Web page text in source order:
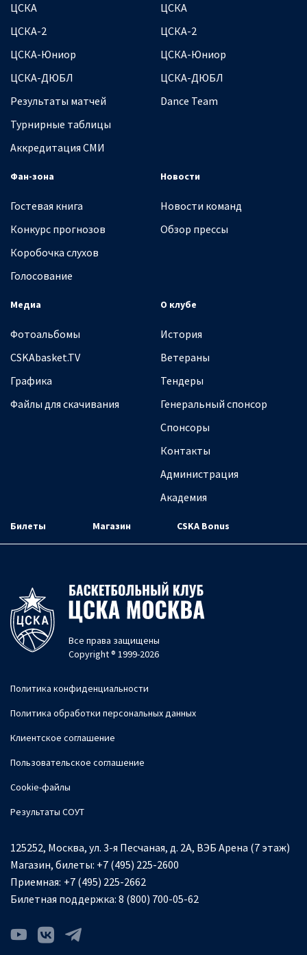
ЦСКА
ЦСКА-2
ЦСКА-Юниор
ЦСКА-ДЮБЛ
Результаты матчей
Турнирные таблицы
Аккредитация СМИ
ЦСКА
ЦСКА-2
ЦСКА-Юниор
ЦСКА-ДЮБЛ
Dance Team
Фан-зона
Гостевая книга
Конкурс прогнозов
Коробочка слухов
Голосование
Новости
Новости команд
Обзор прессы
Медиа
Фотоальбомы
CSKAbasket.TV
Графика
Файлы для скачивания
О клубе
История
Ветераны
Тендеры
Генеральный спонсор
Спонсоры
Контакты
Администрация
Академия
Билеты Магазин CSKA Bonus
Все права защищены
Copyright ® 1999-2026
Политика конфиденциальности
Политика обработки персональных данных
Клиентское соглашение
Пользовательское соглашение
Cookie-файлы
Результаты СОУТ
125252, Москва, ул. 3-я Песчаная, д. 2А, ВЭБ Арена (7 этаж)
Магазин, билеты: +7 (495) 225-2600
Приемная: +7 (495) 225-2662
Билетная поддержка: 8 (800) 700-05-62